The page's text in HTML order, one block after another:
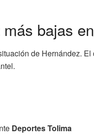
bajas
de Hernández.
Deportes Tolima